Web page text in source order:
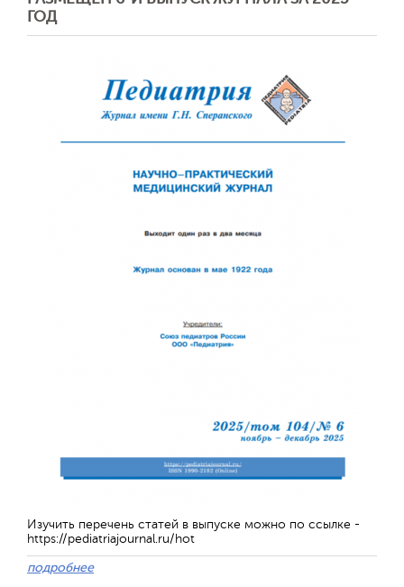
ГОД
Изучить перечень статей в выпуске можно по ссылке -
https://pediatriajournal.ru/hot
подробнее